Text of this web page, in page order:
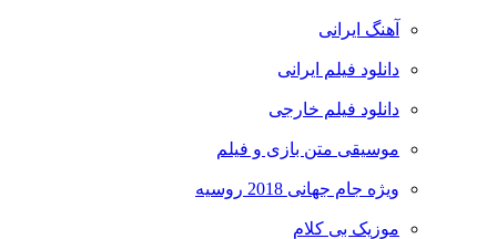
آهنگ ایرانی
دانلود فیلم ایرانی
دانلود فیلم خارجی
موسیقی متن بازی و فیلم
ویژه جام جهانی 2018 روسیه
موزیک بی کلام